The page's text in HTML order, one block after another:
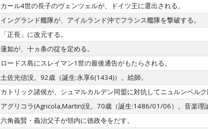
カール4世の長子のヴェンツェルが、ドイツ王に選出される。
イングランド艦隊が、アイルランド沖でフランス艦隊を撃破する。
「正長」に改元する。
蓮如が、十ヵ条の掟を定める。
ロードス島にスレイマン1世の最後通告がもたらされる。
土佐光信没。92歳（誕生:永享6(1434)）。絵師。
カトリック諸侯が、シュマルカルデン同盟に対抗してニュルンベルク
アグリコラ(Agricola,Martin)没。70歳（誕生:1486/01/06）。音楽理
六角義賢・義治父子が領内に徳政令をだす。